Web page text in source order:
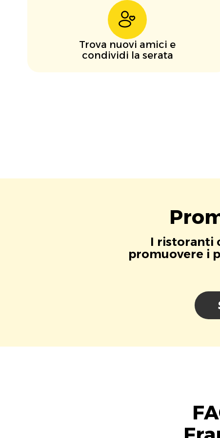
Trova nuovi amici e
condividi la serata
I ristoranti
promuovere i